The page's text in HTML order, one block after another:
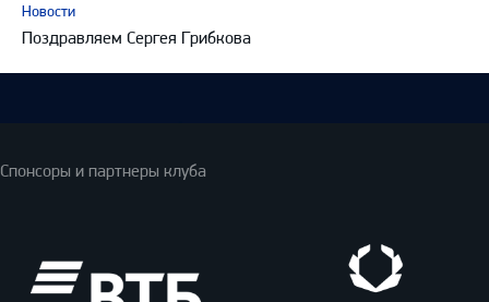
Новости
Поздравляем Сергея Грибкова
Спонсоры и партнеры клуба